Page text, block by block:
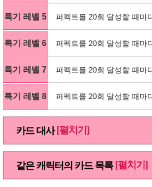
특기 레벨 5 퍼펙트를 20회 달성할 때마
특기 레벨 6 퍼펙트를 20회 달성할 때마
특기 레벨 7 퍼펙트를 20회 달성할 때마
특기 레벨 8 퍼펙트를 20회 달성할 때마
카드 대사 [펼치기]
같은 캐릭터의 카드 목록 [펼치기]